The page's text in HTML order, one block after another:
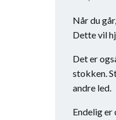
Når du
Dette vil
Det er
stokken.
andre led.
Endelig